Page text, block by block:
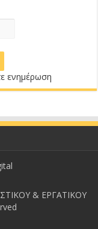
ενημέρωση
& ΕΡΓΑΤΙΚΟΥ